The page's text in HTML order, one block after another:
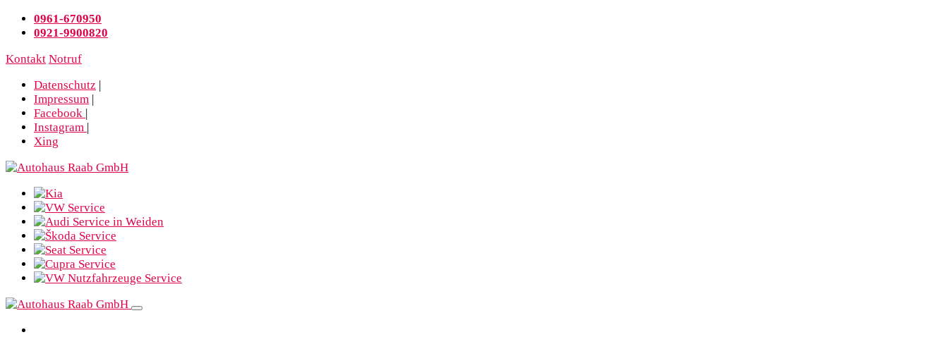
0961-670950
0921-9900820
Kontakt Notruf
Datenschutz |
Impressum |
Facebook |
Instagram |
Xing